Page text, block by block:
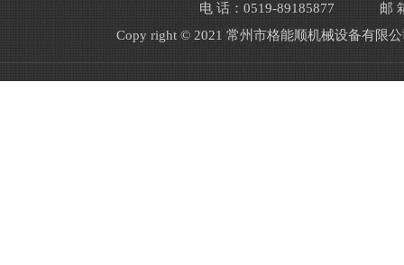
电 话：0519-89185877
邮
Copy right © 2021 常州市格能顺机械设备有限